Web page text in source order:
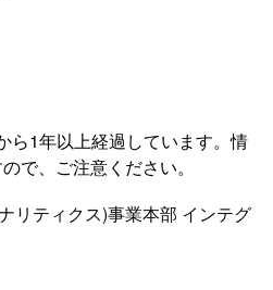
ら1年以上経過しています。情
で、ご注意ください。
リティクス)事業本部 インテグ